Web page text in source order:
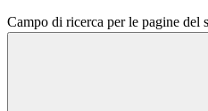
Campo di ricerca per le pagine del